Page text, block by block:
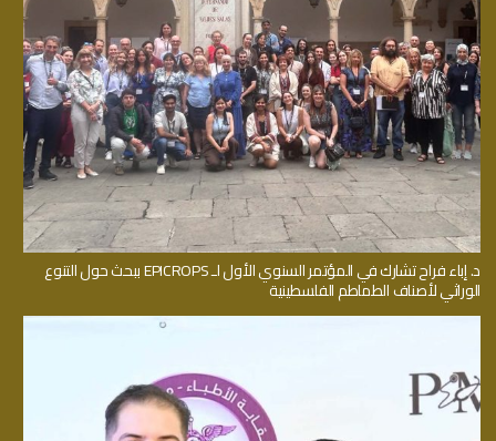
د. إباء فراح تشارك في المؤتمر السنوي الأول لـ EPICROPS ببحث حول التنوع
الوراثي لأصناف الطماطم الفلسطينية